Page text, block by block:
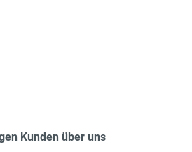
Kunden über uns